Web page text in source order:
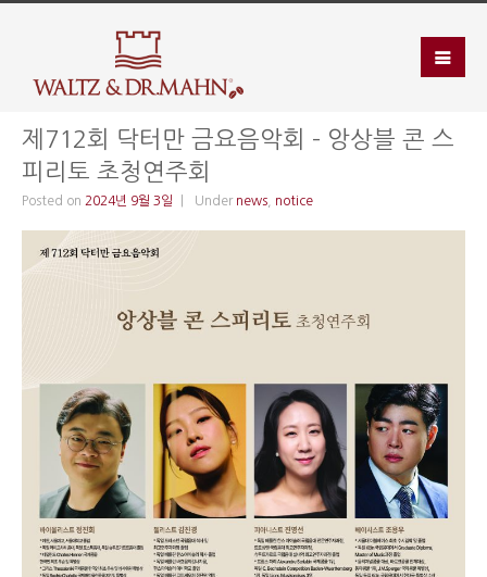
제712회 닥터만 금요음악회 – 앙상블 콘 스
피리토 초청연주회
Posted on 2024년 9월 3일 Under news notice